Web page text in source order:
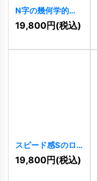
N字の幾何学的先
進的連結ロゴ
11326 ]
19,800円(税込)
スピード感Sのロ
ゴ 11515]
19,800円(税込)